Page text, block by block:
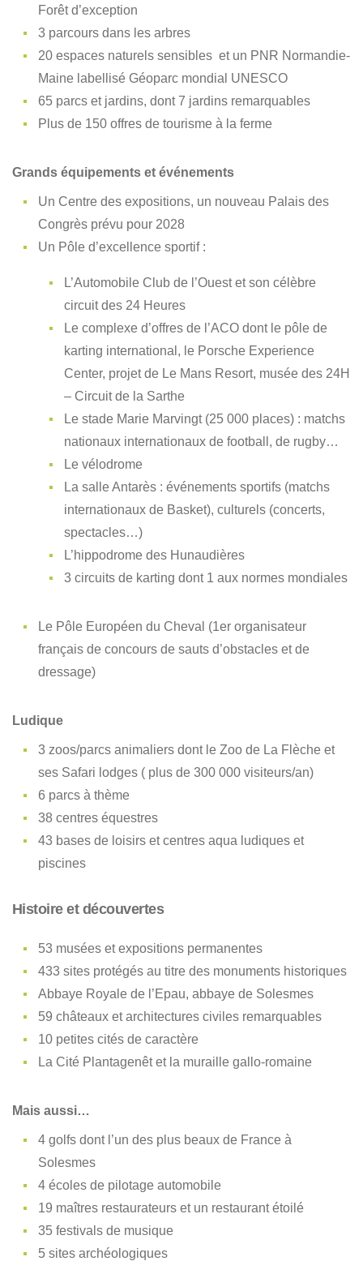
Forêt d’exception
3 parcours dans les arbres
20 espaces naturels sensibles et un PNR Normandie-
Maine labellisé Géoparc mondial UNESCO
65 parcs et jardins, dont 7 jardins remarquables
Plus de 150 offres de tourisme à la ferme
Grands équipements et événements
Un Centre des expositions, un nouveau Palais des
Congrès prévu pour 2028
Un Pôle d’excellence sportif :
L’Automobile Club de l’Ouest et son célèbre
circuit des 24 Heures
Le complexe d’offres de l’ACO dont le pôle de
karting international, le Porsche Experience
Center, projet de Le Mans Resort, musée des 24H
– Circuit de la Sarthe
Le stade Marie Marvingt (25 000 places) : matchs
nationaux internationaux de football, de rugby…
Le vélodrome
La salle Antarès : événements sportifs (matchs
internationaux de Basket), culturels (concerts,
spectacles…)
L’hippodrome des Hunaudières
3 circuits de karting dont 1 aux normes mondiales
Le Pôle Européen du Cheval (1er organisateur
français de concours de sauts d’obstacles et de
dressage)
Ludique
3 zoos/parcs animaliers dont le Zoo de La Flèche et
ses Safari lodges ( plus de 300 000 visiteurs/an)
6 parcs à thème
38 centres équestres
43 bases de loisirs et centres aqua ludiques et
piscines
Histoire et découvertes
53 musées et expositions permanentes
433 sites protégés au titre des monuments historiques
Abbaye Royale de l’Epau, abbaye de Solesmes
59 châteaux et architectures civiles remarquables
10 petites cités de caractère
La Cité Plantagenêt et la muraille gallo-romaine
Mais aussi…
4 golfs dont l’un des plus beaux de France à
Solesmes
4 écoles de pilotage automobile
19 maîtres restaurateurs et un restaurant étoilé
35 festivals de musique
5 sites archéologiques